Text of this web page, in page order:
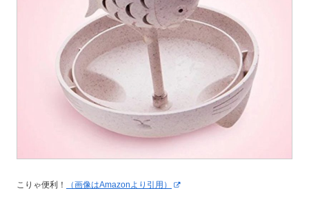
こりゃ便利！ （画像はAmazonより引用）